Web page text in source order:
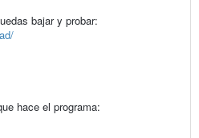
bajar y probar:
hace el programa: